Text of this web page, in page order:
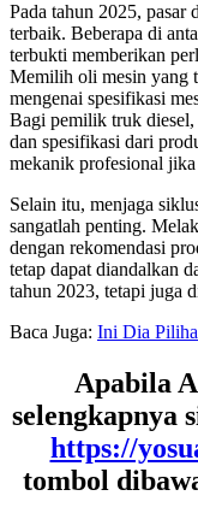
Pada tahun 2025, pasar
terbaik. Beberapa di
terbukti memberikan
Memilih oli mesin yang
mengenai spesifikasi
Bagi pemilik truk
dan spesifikasi dari
mekanik profesional
Selain itu, menjaga
sangatlah penting.
dengan rekomendasi
tetap dapat diandalkan
tahun 2023, tetapi juga
Baca Juga: Ini Dia
Apabila
selengkapnya
https://
tombol